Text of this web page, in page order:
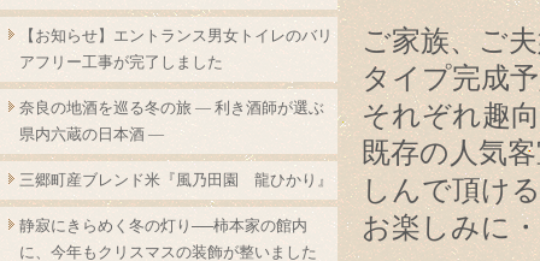
ご家族、ご
タイプ完成
それぞれ趣
既存の人気
しんで頂け
お楽しみに
【お知らせ】エントランス男女トイレのバリ
アフリー工事が完了しました
奈良の地酒を巡る冬の旅 ― 利き酒師が選ぶ
県内六蔵の日本酒 ―
三郷町産ブレンド米『風乃田園 龍ひかり』
静寂にきらめく冬の灯り──柿本家の館内
に、今年もクリスマスの装飾が整いました